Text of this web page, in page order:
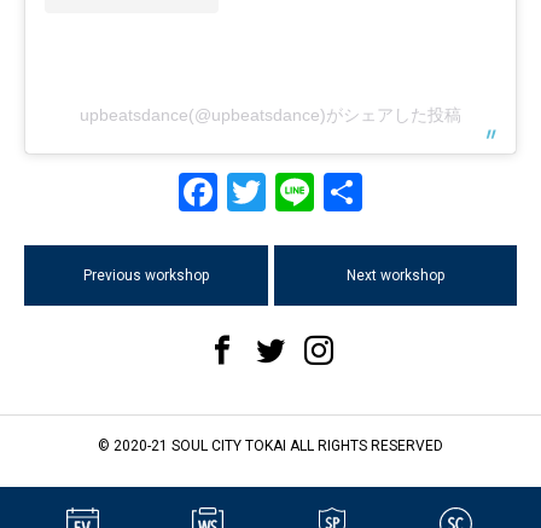
upbeatsdance(@upbeatsdance)がシェアした投稿
Facebook
Twitter
Line
Previous workshop Next workshop
© 2020-21 SOUL CITY TOKAI ALL RIGHTS RESERVED